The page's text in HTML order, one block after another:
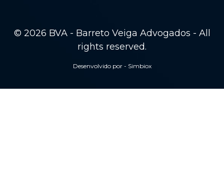
© 2026 BVA - Barreto Veiga Advogados - All
rights reserved.
Desenvolvido por - Simbiox